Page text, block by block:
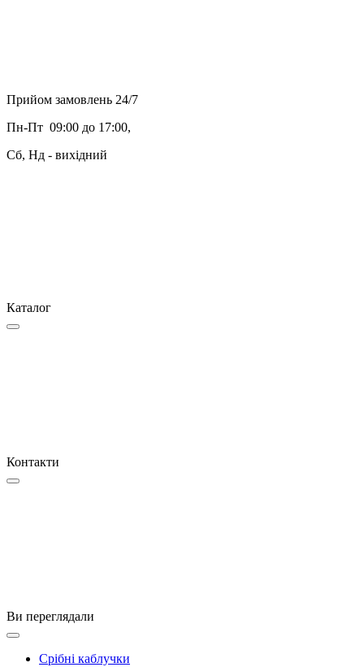
Прийом замовлень 24/7
Пн-Пт 09:00 до 17:00,
Сб, Нд - вихідний
Каталог
Контакти
Ви переглядали
Срібні каблучки